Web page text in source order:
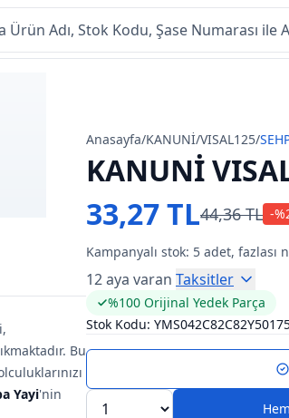
Anasayfa/KANUNİ/VISAL125/
KANUNİ
33,27 TL44,36 TL -%
Kampanyalı stok: 5 adet, fazlası
12 aya varan Taksitler
%100 Orijinal Yedek Parça
Stok Kodu:
Bu
Yayi'nin